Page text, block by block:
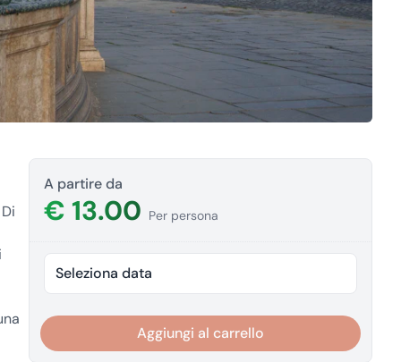
A partire da
€ 13.00 Per persona
Seleziona data
Aggiungi al carrello